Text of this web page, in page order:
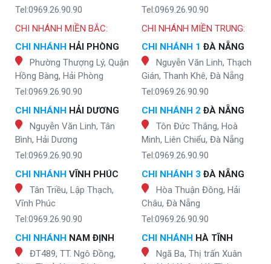
Tel:0969.26.90.90
Tel:0969.26.90.90
CHI NHÁNH MIỀN BẮC:
CHI NHÁNH HẢI PHÒNG
Phường Thượng Lý, Quận
Hồng Bàng, Hải Phòng
Tel:0969.26.90.90
CHI NHÁNH HẢI DƯƠNG
Nguyễn Văn Linh, Tân
Bình, Hải Dương
Tel:0969.26.90.90
CHI NHÁNH VĨNH PHÚC
Tân Triều, Lập Thạch,
Vĩnh Phúc
Tel:0969.26.90.90
CHI NHÁNH NAM ĐỊNH
ĐT489, TT. Ngô Đồng,
CHI NHÁNH MIỀN TRUNG:
CHI NHÁNH 1 ĐÀ NẴNG
Nguyễn Văn Linh, Thạch
Gián, Thanh Khê, Đà Nẵng
Tel:0969.26.90.90
CHI NHÁNH 2 ĐÀ NẴNG
Tôn Đức Thắng, Hoà
Minh, Liên Chiểu, Đà Nẵng
Tel:0969.26.90.90
CHI NHÁNH 3 ĐÀ NẴNG
Hòa Thuận Đông, Hải
Châu, Đà Nẵng
Tel:0969.26.90.90
CHI NHÁNH HÀ TĨNH
Ngã Ba, Thị trấn Xuân